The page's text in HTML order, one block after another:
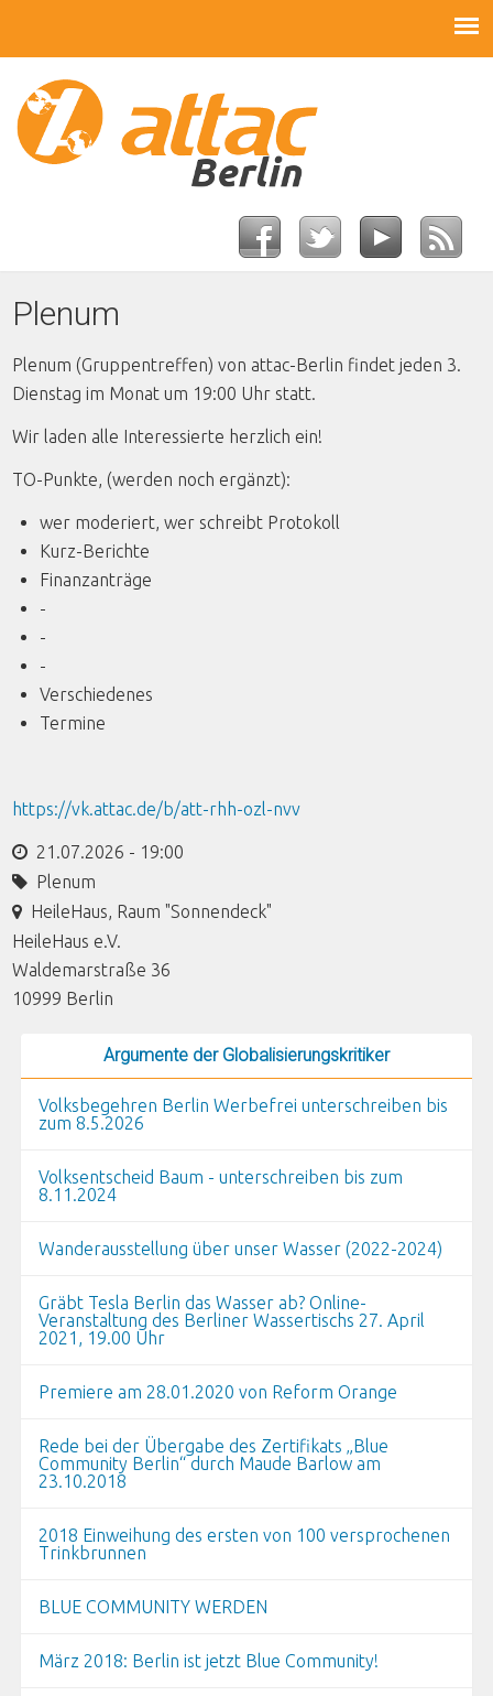
Plenum
Plenum (Gruppentreffen) von attac-Berlin findet jeden 3.
Dienstag im Monat um 19:00 Uhr statt.
Wir laden alle Interessierte herzlich ein!
TO-Punkte, (werden noch ergänzt):
wer moderiert, wer schreibt Protokoll
Kurz-Berichte
Finanzanträge
-
-
-
Verschiedenes
Termine
https://vk.attac.de/b/att-rhh-ozl-nvv
21.07.2026 - 19:00
Plenum
HeileHaus, Raum "Sonnendeck"
HeileHaus e.V.
Waldemarstraße 36
10999 Berlin
Argumente der Globalisierungskritiker
Volksbegehren Berlin Werbefrei unterschreiben bis
zum 8.5.2026
Volksentscheid Baum - unterschreiben bis zum
8.11.2024
Wanderausstellung über unser Wasser (2022-2024)
Gräbt Tesla Berlin das Wasser ab? Online-
Veranstaltung des Berliner Wassertischs 27. April
2021, 19.00 Uhr
Premiere am 28.01.2020 von Reform Orange
Rede bei der Übergabe des Zertifikats „Blue
Community Berlin“ durch Maude Barlow am
23.10.2018
2018 Einweihung des ersten von 100 versprochenen
Trinkbrunnen
BLUE COMMUNITY WERDEN
März 2018: Berlin ist jetzt Blue Community!